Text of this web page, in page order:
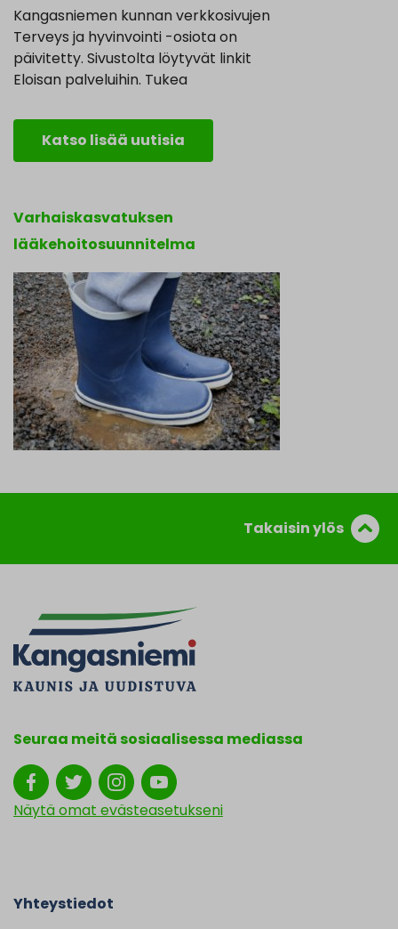
Kangasniemen kunnan verkkosivujen
Terveys ja hyvinvointi -osiota on
päivitetty. Sivustolta löytyvät linkit
Eloisan palveluihin. Tukea
Katso lisää uutisia
Varhaiskasvatuksen
lääkehoitosuunnitelma
Takaisin ylös
Seuraa meitä sosiaalisessa mediassa
Näytä omat evästeasetukseni
Yhteystiedot